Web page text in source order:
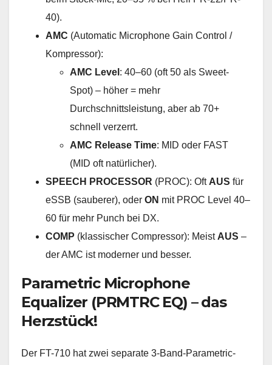
40).
AMC (Automatic Microphone Gain Control /
Kompressor):
AMC Level : 40–60 (oft 50 als Sweet-
Spot) – höher = mehr
Durchschnittsleistung, aber ab 70+
schnell verzerrt.
AMC Release Time: MID oder FAST
(MID oft natürlicher).
SPEECH PROCESSOR (PROC): Oft AUS für
eSSB (sauberer), oder ON mit PROC Level 40–
60 für mehr Punch bei DX.
COMP (klassischer Compressor): Meist AUS –
der AMC ist moderner und besser.
Parametric Microphone
Equalizer (PRMTRC EQ) – das
Herzstück!
Der FT-710 hat zwei separate 3-Band-Parametric-